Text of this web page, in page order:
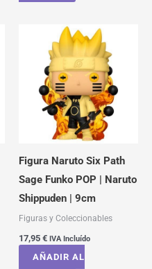
Figura Naruto Six Path
Sage Funko POP | Naruto
Shippuden | 9cm
Figuras y Coleccionables
17,95 € IVA Incluído
AÑADIR AL